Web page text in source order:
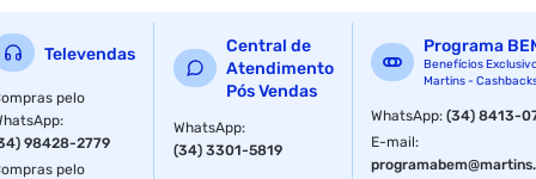
Televendas
pelo
:
98428-2779
pelo
Central de
Atendimento
Pós Vendas
WhatsApp:
(34) 3301-5819
Programa
Benefícios
Martins -
WhatsApp:(34) 8413-
E-mail: